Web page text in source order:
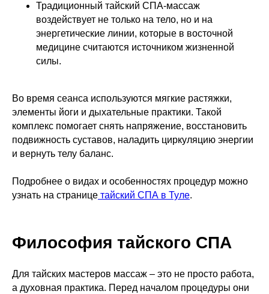
Традиционный тайский СПА-массаж
воздействует не только на тело, но и на
энергетические линии, которые в восточной
медицине считаются источником жизненной
силы.
Во время сеанса используются мягкие растяжки,
элементы йоги и дыхательные практики. Такой
комплекс помогает снять напряжение, восстановить
подвижность суставов, наладить циркуляцию энергии
и вернуть телу баланс.
Подробнее о видах и особенностях процедур можно
узнать на странице тайский СПА в Туле.
Философия тайского СПА
Для тайских мастеров массаж – это не просто работа,
а духовная практика. Перед началом процедуры они